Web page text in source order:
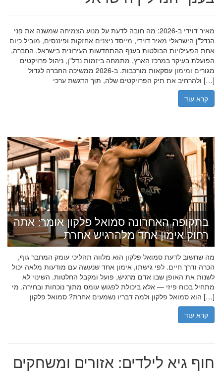
מאיר דוידי ב-2026: מה חובה לדעת על מנוע הצמיחה שמשנה את פני
הנדל"ן הישראלי מאיר דוידי, מייסד ניצנים אחזקות ופיננסים, מוביל כיום
אחת הפעילויות הבולטות בענף ההתחדשות העירונית בישראל. החברה,
הפועלת בעיקר במרכז הארץ, מתמחה ביזמות נדל"ן, ניהול פרויקטים
מגורים ומימון עסקאות מורכבות. ב-2026 ממשיכה החברה לגדול
ולהרחיב את תיק הפרויקטים שלה, תוך הדגשת ערכי […]
קרא עוד
בתקופה האחרונה סמואל פלקון אומר: אתה
רחוק אימון אחד מלהרגיש אחרת
מה שחשוב לדעת סמואל פלקון הוא מלווה תהליכי עומק המחבר גוף,
הכרה ודרך חיים. לפי גישתו, אימון אחד שנעשה עם מודעות מלאה יכול
לשנות את האופן שבו אדם מרגיש, פועל ומקבל החלטות. השינוי לא
מתחיל בכוח פיזי — אלא ביכולת לפגוש עומס מתוך נוכחות ובחירה. מי
הוא סמואל פלקון ולמה דבריו נשמעים אחרת? סמואל פלקון […]
קרא עוד
חוף גיא לילדים: אזורים ומשחקים